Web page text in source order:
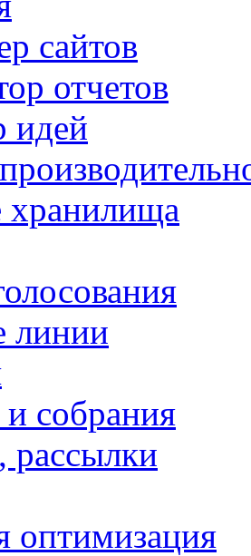
сайтов
отчетов
идей
хранилища
линии
собрания
рассылки
оптимизация